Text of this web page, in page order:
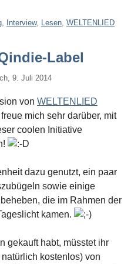
Interview, Lesen WELTENLIED
Label
9. Juli 2014
von WELTENLIED
mich sehr darüber, mit
coolen Initiative
dazu genutzt, ein paar
sowie einige
die im Rahmen der
kamen.
gekauft habt, müsstet ihr
kostenlos) von